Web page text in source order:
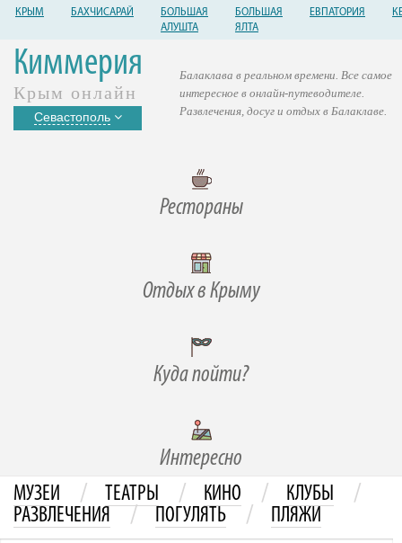
КРЫМ БАХЧИСАРАЙ
БОЛЬШАЯ
АЛУШТА
БОЛЬШАЯ
ЯЛТА
ЕВПАТОРИЯ
Киммерия
Крым онлайн
Севастополь
Рестораны
Отдых в Крыму
Куда пойти?
Интересно
Балаклава в реальном времени. Все самое
интересное в онлайн-путеводителе.
Развлечения, досуг и отдых в Балаклаве.
МУЗЕИ / ТЕАТРЫ / КИНО / КЛУБЫ /
РАЗВЛЕЧЕНИЯ / ПОГУЛЯТЬ / ПЛЯЖИ